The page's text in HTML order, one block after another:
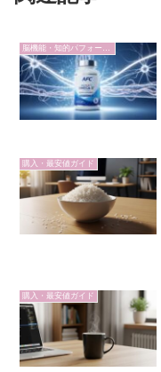
脳機能・知的パフォーマンス
購入・最安値ガイド
購入・最安値ガイド